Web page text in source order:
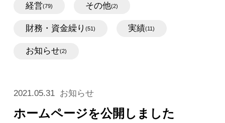
2021.05.31 お知らせ
ホームページを公開しました
経営(79) その他(2)
財務・資金繰り (51) 実績(11)
お知らせ(2)